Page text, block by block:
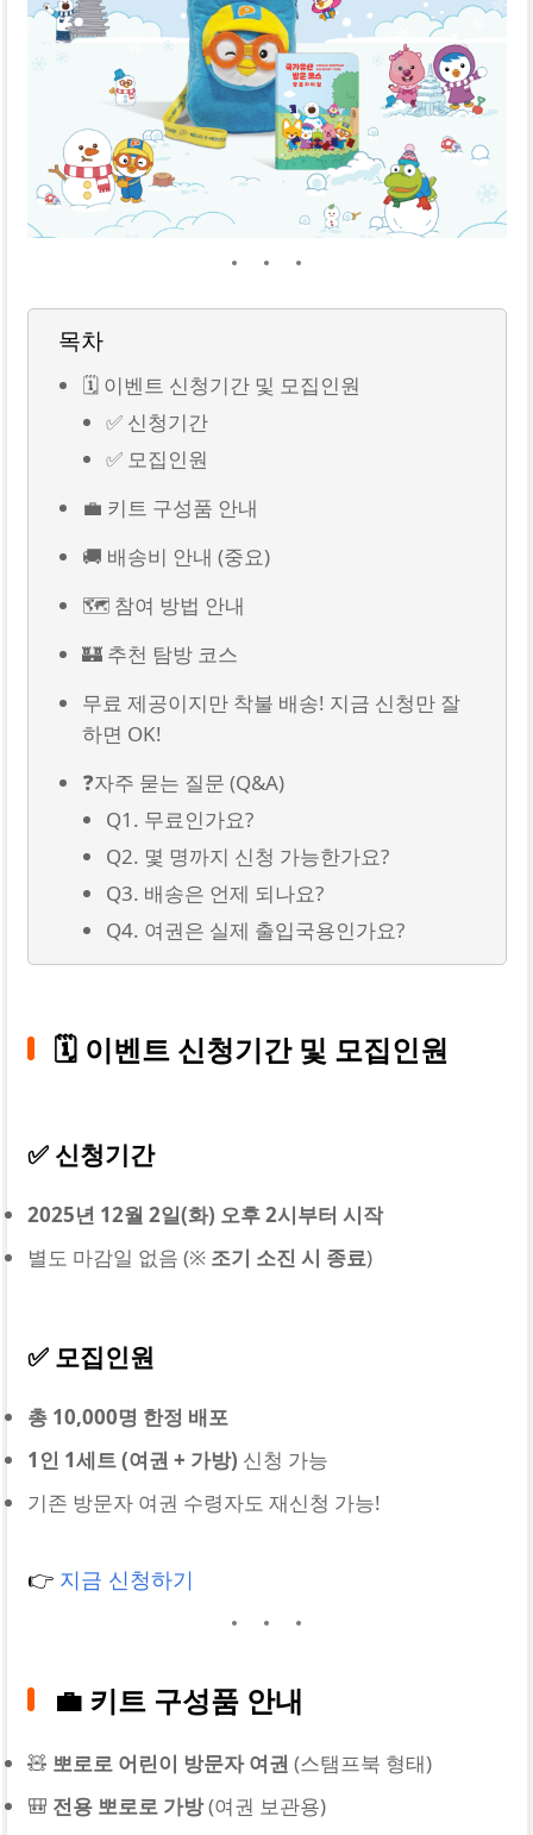
목차
🗓️ 이벤트 신청기간 및 모집인원
✅ 신청기간
✅ 모집인원
💼 키트 구성품 안내
🚚 배송비 안내 (중요)
🗺️ 참여 방법 안내
🏰 추천 탐방 코스
무료 제공이지만 착불 배송! 지금 신청만 잘
하면 OK!
❓자주 묻는 질문 (Q&A)
Q1. 무료인가요?
Q2. 몇 명까지 신청 가능한가요?
Q3. 배송은 언제 되나요?
Q4. 여권은 실제 출입국용인가요?
🗓️ 이벤트 신청기간 및 모집인원
✅ 신청기간
2025년 12월 2일(화) 오후 2시부터 시작
별도 마감일 없음 (※ 조기 소진 시 종료)
✅ 모집인원
총 10,000명 한정 배포
1인 1세트 (여권 + 가방) 신청 가능
기존 방문자 여권 수령자도 재신청 가능!
👉 지금 신청하기
💼 키트 구성품 안내
🧸 뽀로로 어린이 방문자 여권 (스탬프북 형태)
🎒 전용 뽀로로 가방(여권 보관용)